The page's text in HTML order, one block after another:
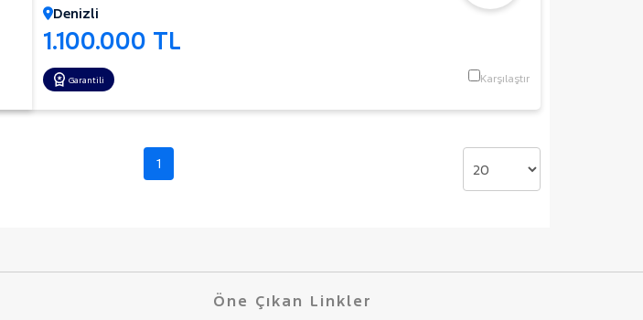
Denizli
1.100.000 TL
Garantili Karşılaştır
1
Öne Çıkan Linkler